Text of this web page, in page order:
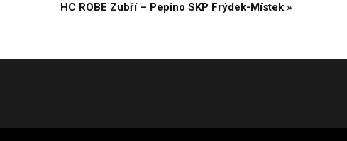
HC ROBE Zubří – Pepino SKP Frýdek-Místek »